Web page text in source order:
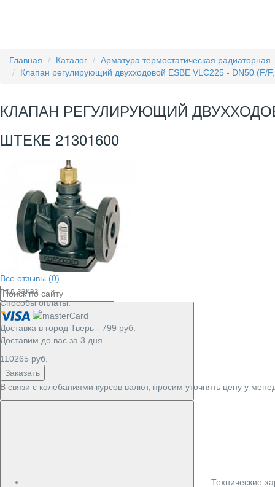
Главная Каталог
Арматура термостатическая радиаторная
Клапан регулирующий двухходовой ESBE VLC225 - DN50 (F/
КЛАПАН РЕГУЛИРУЮЩИЙ
ШТЕКЕ 21301600
Все отзывы (0)
под заказ
Способы оплаты:
Доставка в город Тверь - 799 руб.
Доставим до вас за 3 дня.
110265 руб.
Заказать
В связи с колебаниями курсов валют, просим уточнять цену у
Технические